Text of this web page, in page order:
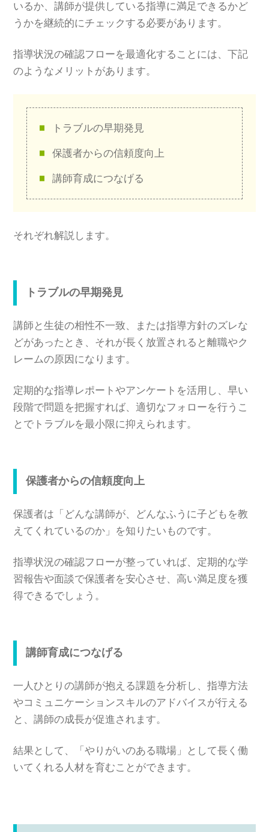
いるか、講師が提供している指導に満足できるかど
うかを継続的にチェックする必要があります。
指導状況の確認フローを最適化することには、下記
のようなメリットがあります。
トラブルの早期発見
保護者からの信頼度向上
講師育成につなげる
それぞれ解説します。
トラブルの早期発見
講師と生徒の相性不一致、または指導方針のズレな
どがあったとき、それが長く放置されると離職やク
レームの原因になります。
定期的な指導レポートやアンケートを活用し、早い
段階で問題を把握すれば、適切なフォローを行うこ
とでトラブルを最小限に抑えられます。
保護者からの信頼度向上
保護者は「どんな講師が、どんなふうに子どもを教
えてくれているのか」を知りたいものです。
指導状況の確認フローが整っていれば、定期的な学
習報告や面談で保護者を安心させ、高い満足度を獲
得できるでしょう。
講師育成につなげる
一人ひとりの講師が抱える課題を分析し、指導方法
やコミュニケーションスキルのアドバイスが行える
と、講師の成長が促進されます。
結果として、「やりがいのある職場」として長く働
いてくれる人材を育むことができます。